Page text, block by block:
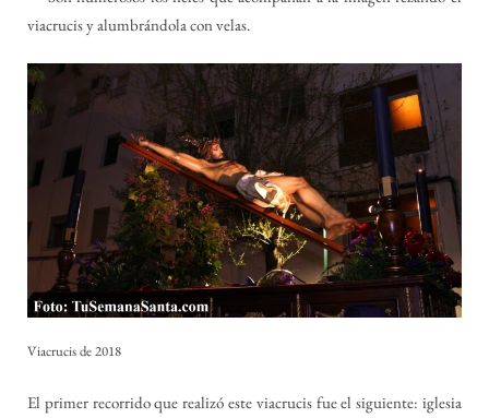
viacrucis y alumbrándola con velas.
Viacrucis de 2018
El primer recorrido que realizó este viacrucis fue el siguiente: iglesia